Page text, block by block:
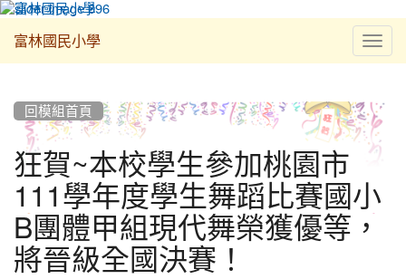
富林國民小學
回模組首頁
狂賀~本校學生參加桃園市
111學年度學生舞蹈比賽國小
B團體甲組現代舞榮獲優等，
將晉級全國決賽！